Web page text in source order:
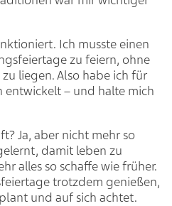
Ich musste einen
zu feiern, ohne
liegen. Also habe ich für
entwickelt – und halte mich
Ja, aber nicht mehr so
damit leben zu
alles so schaffe wie früher.
trotzdem genießen,
und auf sich achtet.